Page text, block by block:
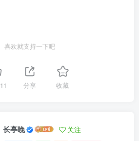
喜欢就支持一下吧
11 分享 收藏
长亭晚 关注